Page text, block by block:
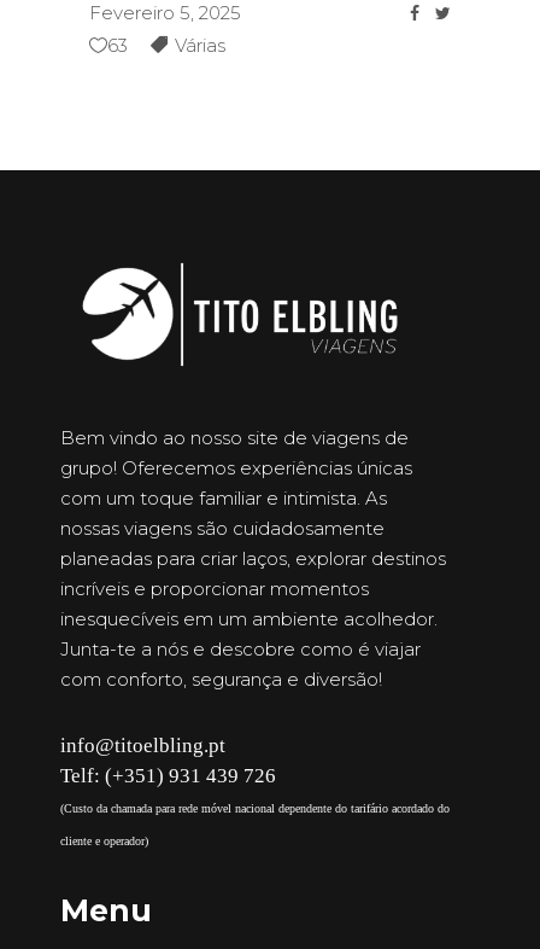
Fevereiro 5, 2025
63
Várias
Bem vindo ao nosso site de viagens de
grupo! Oferecemos experiências únicas
com um toque familiar e intimista. As
nossas viagens são cuidadosamente
planeadas para criar laços, explorar destinos
incríveis e proporcionar momentos
inesquecíveis em um ambiente acolhedor.
Junta-te a nós e descobre como é viajar
com conforto, segurança e diversão!
info@titoelbling.pt
Telf: (+351) 931 439 726
(Custo da chamada para rede móvel nacional dependente do tarifário acordado do
cliente e operador)
Menu